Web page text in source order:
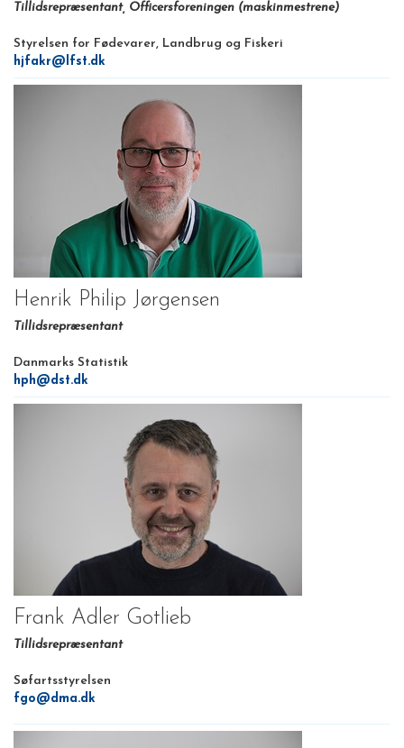
Tillidsrepræsentant, Officersforeningen (maskinmestrene)
Styrelsen for Fødevarer, Landbrug og Fiskeri
hjfakr@lfst.dk
Henrik Philip Jørgensen
Tillidsrepræsentant
Danmarks Statistik
hph@dst.dk
Frank Adler Gotlieb
Tillidsrepræsentant
Søfartsstyrelsen
fgo@dma.dk